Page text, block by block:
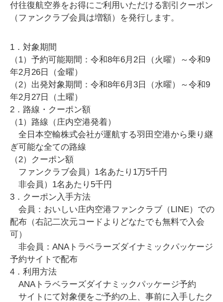
付往復航空券をお得にご利用いただける割引クーポン
（ファンクラブ会員は増額）を発行します。
1．対象期間
（1）予約可能期間：令和8年6月2日（火曜）～令和9
年2月26日（金曜）
（2）出発対象期間：令和8年6月3日（水曜）～令和9
年2月27日（土曜）
2．路線・クーポン額
（1）路線（庄内空港発着）
全日本空輸株式会社が運航する羽田空港から乗り継
ぎ可能な全ての路線
（2）クーポン額
ファンクラブ会員）1名あたり1万5千円
非会員）1名あたり5千円
3．クーポン入手方法
会員：おいしい庄内空港ファンクラブ（LINE）での
配布（右記二次元コードよりどなたでも無料で入会
可）
非会員：ANAトラベラーズダイナミックパッケージ
予約サイトで配布
4．利用方法
ANAトラベラーズダイナミックパッケージ予約
サイトにて対象便をご予約の上、事前に入手したク